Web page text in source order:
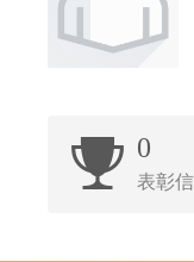
0
表彰